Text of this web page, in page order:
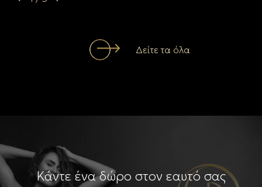
Δείτε τα όλα
Κάντε ένα δώρο στον εαυτό σας